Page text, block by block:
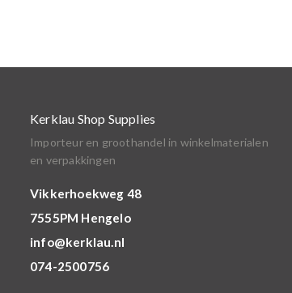
Kerklau Shop Supplies
Importeur en groothandel in winkelmaterialen
en verpakkingen
Vikkerhoekweg 48
7555PM Hengelo
info@kerklau.nl
074-2500756